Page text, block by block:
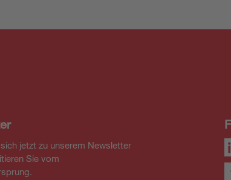
jetzt zu unserem Newsletter
Sie vom